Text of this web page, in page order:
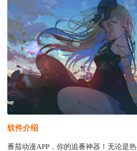
软件介绍
番茄动漫APP，你的追番神器！无论是